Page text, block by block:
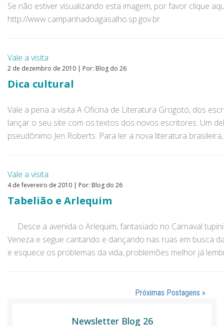
Se não estiver visualizando esta imagem, por favor clique
http://www.campanhadoagasalho.sp.gov.br
Vale a visita
2 de dezembro de 2010 | Por: Blog do 26
Dica cultural
Vale a pena a visita A Oficina de Literatura Grogotó, dos
lançar o seu site com os textos dos novos escritores. Um
pseudônimo Jen Roberts. Para ler a nova literatura
Vale a visita
4 de fevereiro de 2010 | Por: Blog do 26
Tabelião e Arlequim
Desce a avenida o Arlequim, fantasiado no Carnaval
Veneza e segue cantando e dançando nas ruas em busca
e esquece os problemas da vida, problemões melhor já
Próximas Postagens »
Newsletter Blog 26